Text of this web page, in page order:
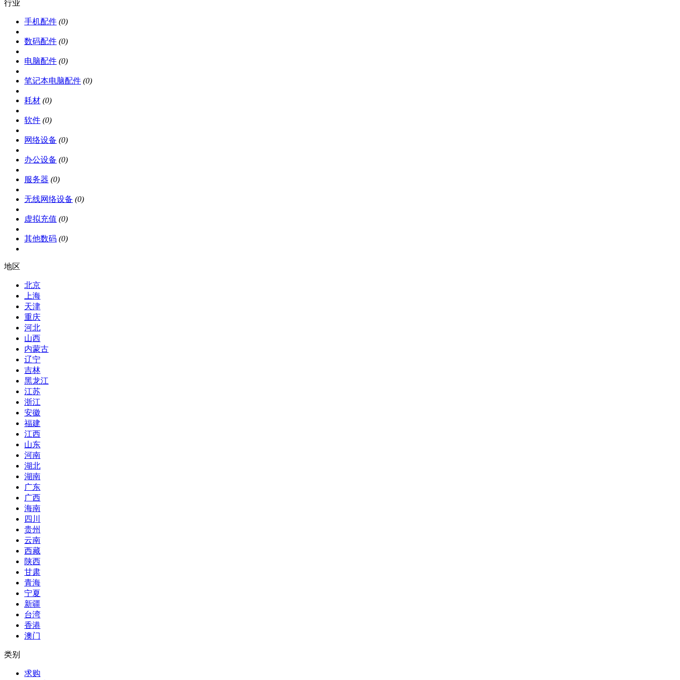
行业
手机配件 (0)
数码配件 (0)
电脑配件 (0)
笔记本电脑配件 (0)
耗材 (0)
软件 (0)
网络设备 (0)
办公设备 (0)
服务器 (0)
无线网络设备 (0)
虚拟充值 (0)
其他数码 (0)
地区
北京
上海
天津
重庆
河北
山西
内蒙古
辽宁
吉林
黑龙江
江苏
浙江
安徽
福建
江西
山东
河南
湖北
湖南
广东
广西
海南
四川
贵州
云南
西藏
陕西
甘肃
青海
宁夏
新疆
台湾
香港
澳门
类别
求购